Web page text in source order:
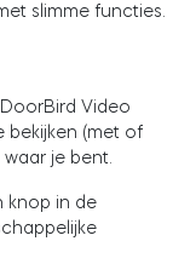
slimme functies.
Video
bekijken (met of
je bent.
knop in de